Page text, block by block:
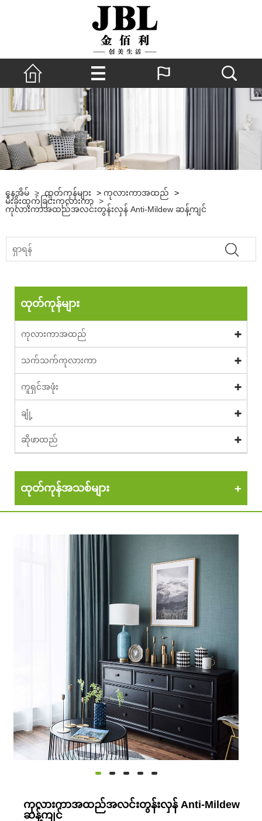
နေအိမ် > ထုတ်ကုန်များ > ကုလားကာအထည်
>
မီးခိုးထွက်ခြင်းကုလားကာ >
ကုလားကာအထည်အလင်းတွန်းလှန် Anti-Mildew ဆန့်ကျင်
ထုတ်ကုန်များ
ကုလားကာအထည်
သက်သက်ကုလားကာ
ကူရှင်အဖုံး
ချုံ့
ဆိုဖာထည်
ထုတ်ကုန်အသစ်များ
ကုလားကာအထည်အလင်းတွန်းလှန် Anti-Mildew
ဆန့်ကျင်